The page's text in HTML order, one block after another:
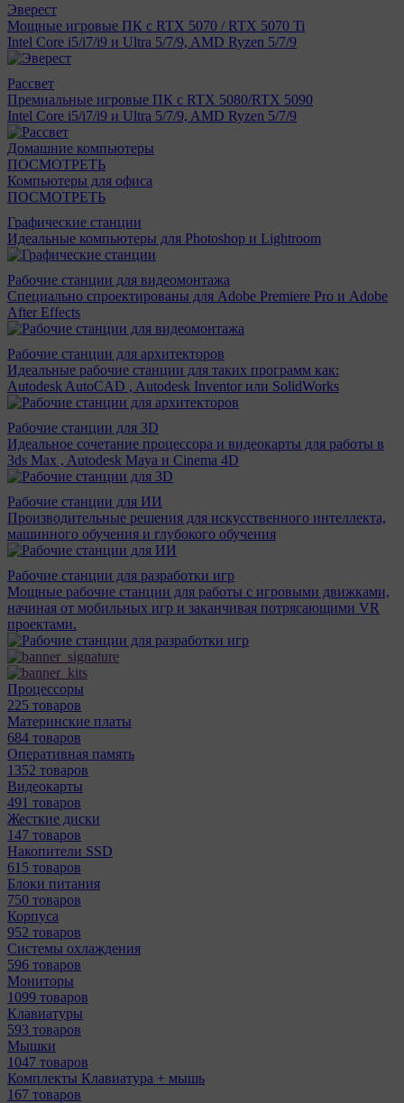
Эверест
Мощные игровые ПК с RTX 5070 / RTX 5070 Ti
Intel Core i5/i7/i9 и Ultra 5/7/9, AMD Ryzen 5/7/9
Рассвет
Премиальные игровые ПК с RTX 5080/RTX 5090
Intel Core i5/i7/i9 и Ultra 5/7/9, AMD Ryzen 5/7/9
Домашние компьютеры
ПОСМОТРЕТЬ
Компьютеры для офиса
ПОСМОТРЕТЬ
Графические станции
Идеальные компьютеры для Photoshop и Lightroom
Рабочие станции для видеомонтажа
Специально спроектированы для Adobe Premiere Pro и Adobe
After Effects
Рабочие станции для архитекторов
Идеальные рабочие станции для таких программ как:
Autodesk AutoCAD , Autodesk Inventor или SolidWorks
Рабочие станции для 3D
Идеальное сочетание процессора и видеокарты для работы в
3ds Max , Autodesk Maya и Cinema 4D
Рабочие станции для ИИ
Производительные решения для искусственного интеллекта,
машинного обучения и глубокого обучения
Рабочие станции для разработки игр
Мощные рабочие станции для работы с игровыми движками,
начиная от мобильных игр и заканчивая потрясающими VR
проектами.
Процессоры
225 товаров
Материнcкие платы
684 товаров
Оперативная память
1352 товаров
Видеокарты
491 товаров
Жесткие диски
147 товаров
Накопители SSD
615 товаров
Блоки питания
750 товаров
Корпуса
952 товаров
Системы охлаждения
596 товаров
Мониторы
1099 товаров
Клавиатуры
593 товаров
Мышки
1047 товаров
Комплекты Клавиатура + мышь
167 товаров